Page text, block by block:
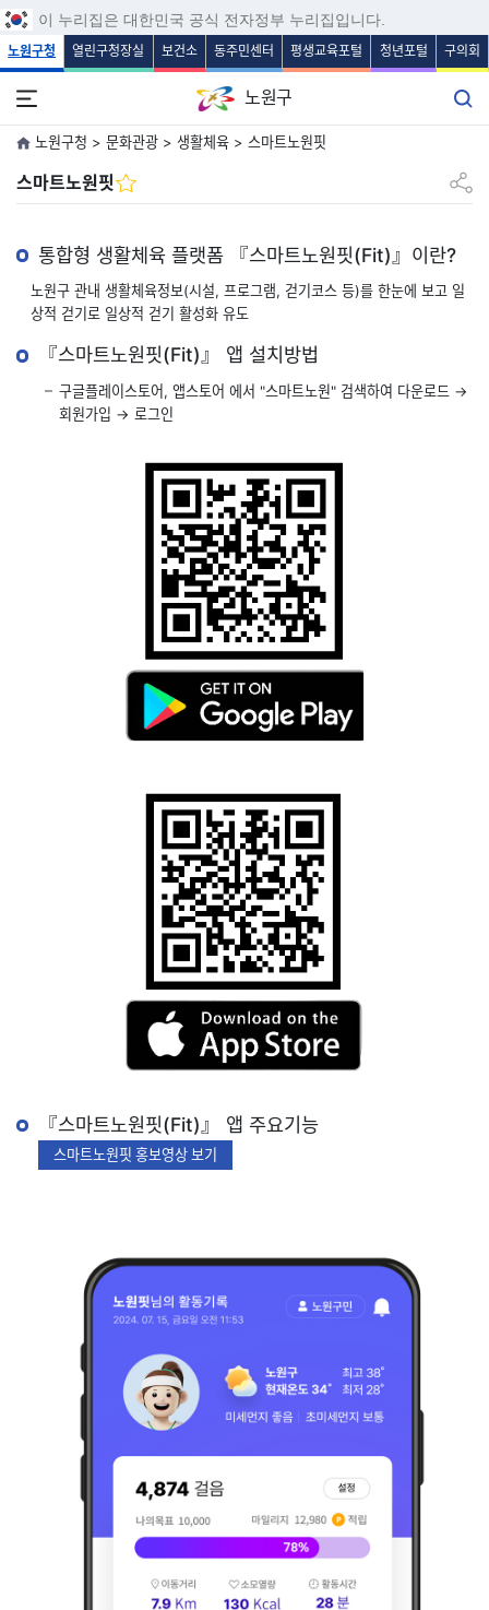
본문 바로가기
주메뉴 바로가기
보조메뉴 바로가기
푸터 바로가기
이 누리집은 대한민국 공식 전자정부 누리집입니다.
노원구청 열린구청장실 보건소 동주민센터 평생교육포털 청년포털 구의회
노원구
노원구청 > 문화관광 > 생활체육 > 스마트노원핏
스마트노원핏 공유하
통합형 생활체육 플랫폼 『스마트노원핏(Fit)』이란?
노원구 관내 생활체육정보(시설, 프로그램, 걷기코스 등)를 한눈에 보고 일
상적 걷기로 일상적 걷기 활성화 유도
『스마트노원핏(Fit)』 앱 설치방법
구글플레이스토어, 앱스토어 에서 "스마트노원" 검색하여 다운로드 →
회원가입 → 로그인
『스마트노원핏(Fit)』 앱 주요기능
스마트노원핏 홍보영상 보기